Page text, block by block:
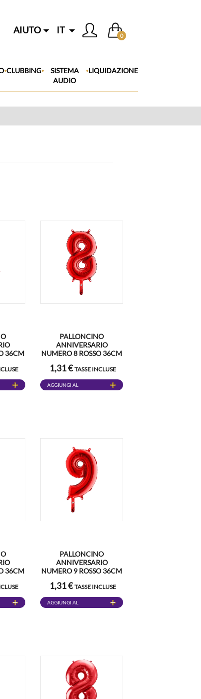
AIUTO IT
0
.CLUBBING.
SISTEMA
AUDIO
.LIQUIDAZIONE
36CM
PALLONCINO
ANNIVERSARIO
NUMERO 8 ROSSO 36CM
1,31 €TASSE INCLUSE
AGGIUNGI AL
36CM
PALLONCINO
ANNIVERSARIO
NUMERO 9 ROSSO 36CM
1,31 €TASSE INCLUSE
AGGIUNGI AL